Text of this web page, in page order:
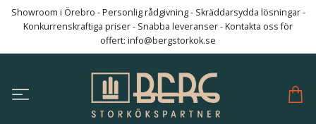
Showroom i Örebro - Personlig rådgivning - Skräddarsydda lösningar -
Konkurrenskraftiga priser - Snabba leveranser - Kontakta oss för
offert: info@bergstorkok.se